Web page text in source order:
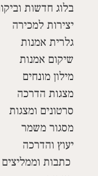
בלוג חדשות
יצירות למכירה
גלרית אמנות
שיקום אמנות
מילון מונחים
מצגות הדרכה
סרטונים ומצגות
מסגור משמר
יעוץ והדרכה
כתבות וממליצים